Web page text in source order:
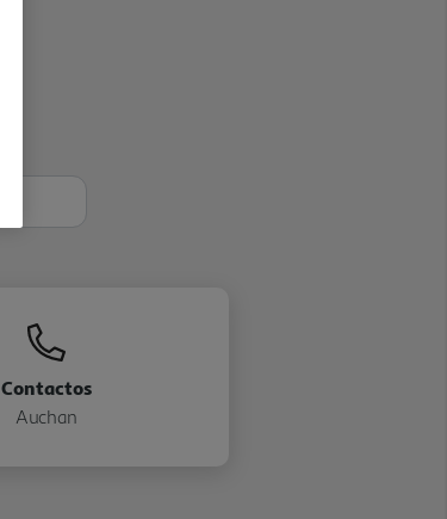
Contactos
Auchan